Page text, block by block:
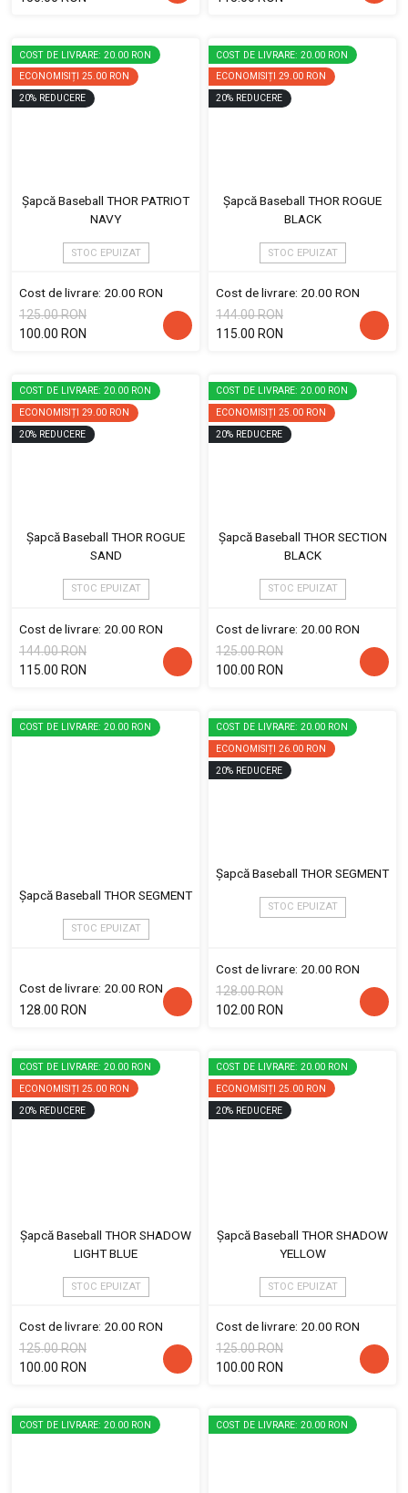
COST DE LIVRARE: 20.00 RON
ECONOMISIȚI 25.00 RON
20% REDUCERE
Șapcă Baseball THOR PATRIOT
NAVY
STOC EPUIZAT
Cost de livrare: 20.00 RON
125.00 RON
100.00 RON
COST DE LIVRARE: 20.00 RON
ECONOMISIȚI 29.00 RON
20% REDUCERE
Șapcă Baseball THOR ROGUE
BLACK
STOC EPUIZAT
Cost de livrare: 20.00 RON
144.00 RON
115.00 RON
COST DE LIVRARE: 20.00 RON
ECONOMISIȚI 29.00 RON
20% REDUCERE
Șapcă Baseball THOR ROGUE
SAND
STOC EPUIZAT
Cost de livrare: 20.00 RON
144.00 RON
115.00 RON
COST DE LIVRARE: 20.00 RON
ECONOMISIȚI 25.00 RON
20% REDUCERE
Șapcă Baseball THOR SECTION
BLACK
STOC EPUIZAT
Cost de livrare: 20.00 RON
125.00 RON
100.00 RON
COST DE LIVRARE: 20.00 RON
Șapcă Baseball THOR SEGMENT
STOC EPUIZAT
Cost de livrare: 20.00 RON
128.00 RON
COST DE LIVRARE: 20.00 RON
ECONOMISIȚI 26.00 RON
20% REDUCERE
Șapcă Baseball THOR SEGMENT
STOC EPUIZAT
Cost de livrare: 20.00 RON
128.00 RON
102.00 RON
COST DE LIVRARE: 20.00 RON
ECONOMISIȚI 25.00 RON
20% REDUCERE
Șapcă Baseball THOR SHADOW
LIGHT BLUE
STOC EPUIZAT
Cost de livrare: 20.00 RON
125.00 RON
100.00 RON
COST DE LIVRARE: 20.00 RON
ECONOMISIȚI 25.00 RON
20% REDUCERE
Șapcă Baseball THOR SHADOW
YELLOW
STOC EPUIZAT
Cost de livrare: 20.00 RON
125.00 RON
100.00 RON
COST DE LIVRARE: 20.00 RON COST DE LIVRARE: 20.00 RON